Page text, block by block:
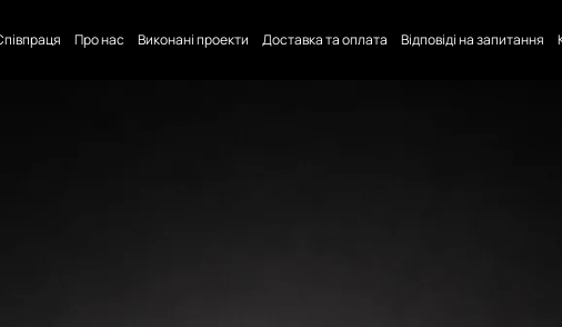
Про нас Виконані проекти Доставка та оплата Відповіді на запитання